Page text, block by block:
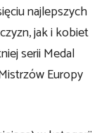
najlepszych
jak i kobiet
serii Medal
Europy